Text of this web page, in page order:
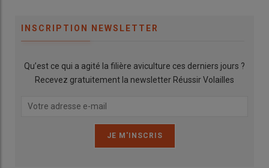
INSCRIPTION NEWSLETTER
Qu’est ce qui a agité la filière aviculture ces derniers jours ?
Recevez gratuitement la newsletter Réussir Volailles